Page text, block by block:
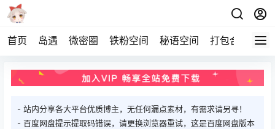
首页 岛遇 微密圈 铁粉空间 秘语空间 打包合集 关
- 站内分享各大平台优质博主，无任何漏点素材，有需求请另寻！
- 百度网盘提示提取码错误，请更换浏览器重试，这是百度网盘版本